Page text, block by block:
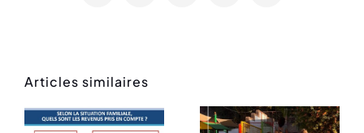
Articles similaires